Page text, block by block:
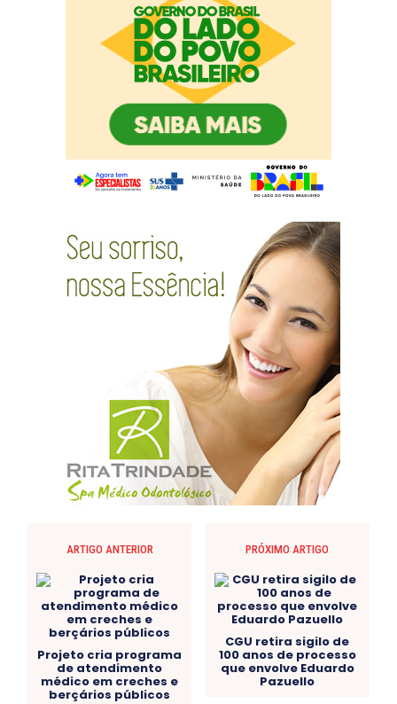
ARTIGO ANTERIOR
Projeto cria programa
de atendimento
médico em creches e
berçários públicos
PRÓXIMO ARTIGO
CGU retira sigilo de
100 anos de processo
que envolve Eduardo
Pazuello